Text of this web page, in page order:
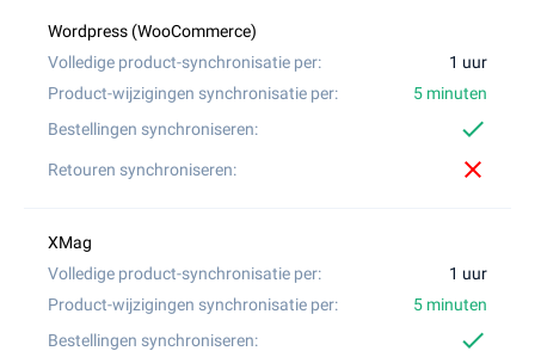
1 uur
5 minuten
check
close
1 uur
5 minuten
check